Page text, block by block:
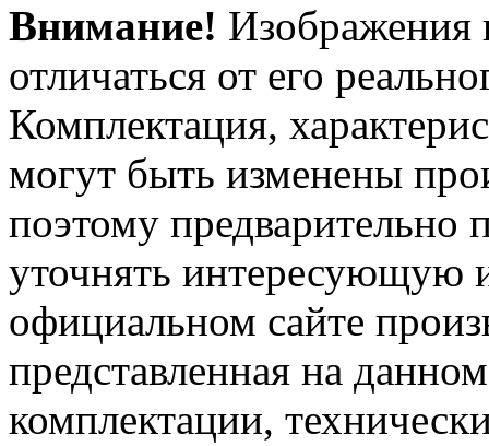
Внимание! Изображения
отличаться от его
Комплектация,
могут быть изменены
поэтому предварительно
уточнять интересующую
официальном сайте
представленная на
комплектации,